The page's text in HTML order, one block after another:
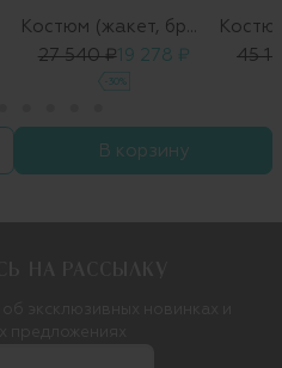
Костюм (жакет, брюки)
27 540 ₽19 278 ₽
-30%
45
В корзину